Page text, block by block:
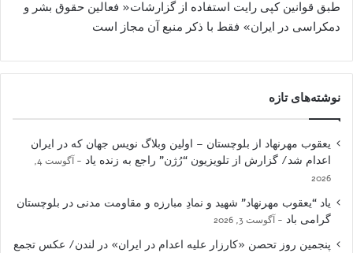
طبق قوانین کپی رایت استفاده از گزارشات« فعالین حقوق بشر و
دمکراسی در ایران» فقط با ذکر منبع آن مجاز است
نوشته‌های تازه
یعقوب مهرنهاد از بلوچستان – اولین وبلاگ نویس جهان که در ایران
اعدام شد/ گزارش از تلویزیون “رُژن” راجع به زنده یاد
آگوست 4,
2026
یاد “یعقوب مهرنهاد” شهید و نمادِ مبارزه و مقاومت مدنی در بلوچستان
گرامی باد
آگوست 3, 2026
پنجمین روز تحصن «کارزار علیه اعدام در ایران» در لندن/ عکس تجمع